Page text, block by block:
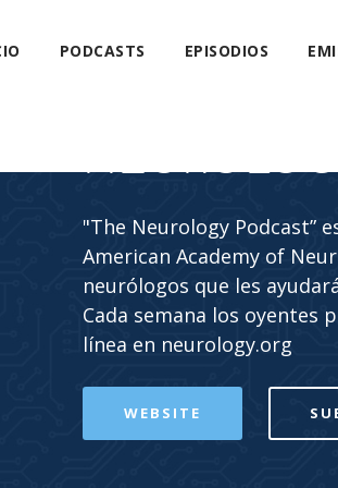
PODCASTS EPISODIOS
"The Neurology Podcast”
American Academy of
neurólogos que les
Cada semana los oyentes
línea en neurology.org
WEBSITE